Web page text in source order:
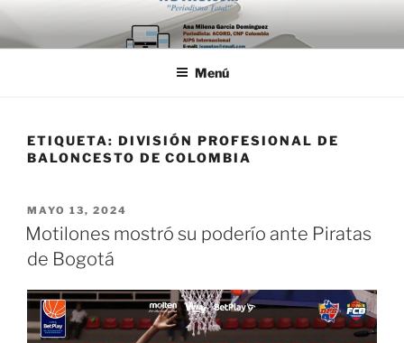
Saltar
al
contenido
Menú
ETIQUETA: DIVISIÓN PROFESIONAL DE
BALONCESTO DE COLOMBIA
PUBLICADO
EL
MAYO 13, 2024
Motilones mostró su poderío ante Piratas
de Bogotá